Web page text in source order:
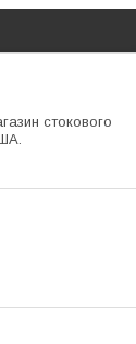
стокового